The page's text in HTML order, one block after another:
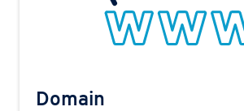
Domain